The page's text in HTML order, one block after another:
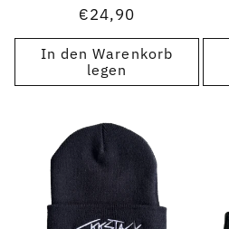
Normaler
Preis
€24,90
In den Warenkorb
legen